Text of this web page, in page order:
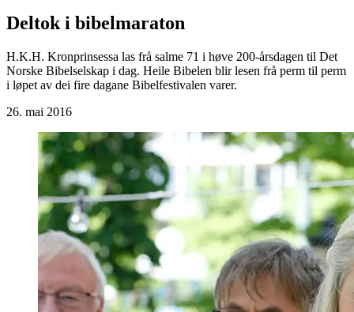
Deltok i bibelmaraton
H.K.H. Kronprinsessa las frå salme 71 i høve 200-årsdagen til Det
Norske Bibelselskap i dag. Heile Bibelen blir lesen frå perm til perm
i løpet av dei fire dagane Bibelfestivalen varer.
26. mai 2016